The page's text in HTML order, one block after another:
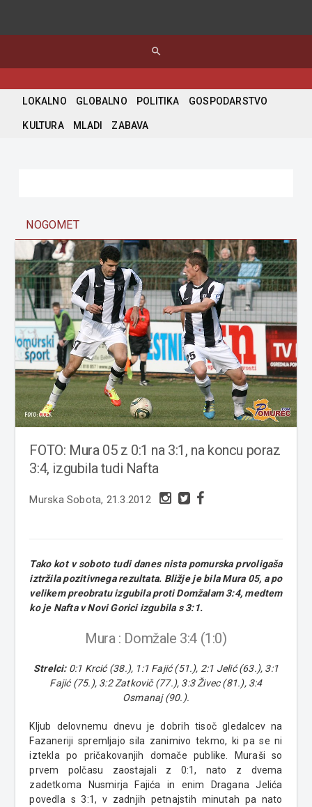
search
LOKALNO GLOBALNO POLITIKA GOSPODARSTVO
KULTURA MLADI ZABAVA
NOGOMET
FOTO: Mura 05 z 0:1 na 3:1, na koncu poraz
3:4, izgubila tudi Nafta
Murska Sobota, 21.3.2012
Tako kot v soboto tudi danes nista pomurska prvoligaša
iztržila pozitivnega rezultata. Bližje je bila Mura 05, a po
velikem preobratu izgubila proti Domžalam 3:4, medtem
ko je Nafta v Novi Gorici izgubila s 3:1.
Mura : Domžale 3:4 (1:0)
Strelci:0:1 Krcić (38.), 1:1 Fajić (51.), 2:1 Jelić (63.), 3:1
Fajić (75.), 3:2 Zatkovič (77.), 3:3 Živec (81.), 3:4
Osmanaj (90.).
Kljub delovnemu dnevu je dobrih tisoč gledalcev na
Fazaneriji spremljajo sila zanimivo tekmo, ki pa se ni
iztekla po pričakovanjih domače publike. Muraši so
prvem polčasu zaostajali z 0:1, nato z dvema
zadetkoma Nusmirja Fajića in enim Dragana Jelića
povedla s 3:1, v zadnjih petnajstih minutah pa nato